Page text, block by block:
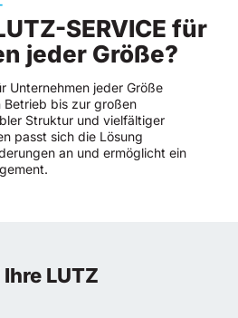
SERVICE für
jeder Größe?
Unternehmen jeder Größe
Betrieb bis zur großen
Struktur und vielfältiger
passt sich die Lösung
an und ermöglicht ein
LUTZ